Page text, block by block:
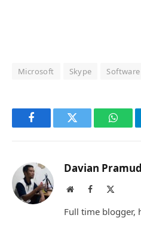
Microsoft Skype Software
FacebookTwitter
Davian
WebsiteFacebook
Full time blogger,